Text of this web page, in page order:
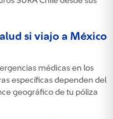
si viajo a México
médicas en los
específicas dependen del
geográfico de tu póliza